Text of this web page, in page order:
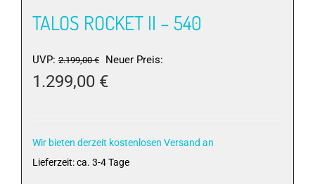
TALOS ROCKET II – 540
UVP: 2.199,00€
Ursprünglicher
Preis
Neuer Preis:
1.299,00 €
ist:
Wir bieten derzeit kostenlosen Versand an
Lieferzeit:ca. 3-4 Tage